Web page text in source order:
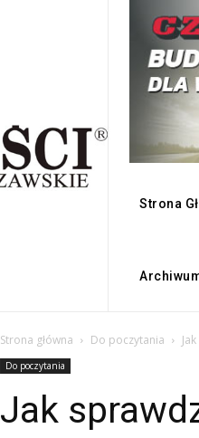
Strona
Strona główna Do poczytania
Do poczytania
Jak